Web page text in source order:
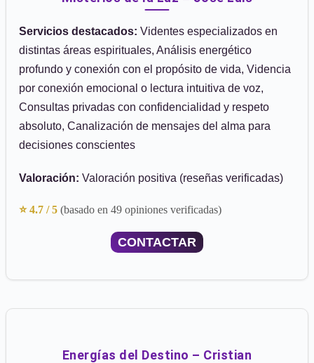
Servicios destacados: Videntes especializados en
distintas áreas espirituales, Análisis energético
profundo y conexión con el propósito de vida, Videncia
por conexión emocional o lectura intuitiva de voz,
Consultas privadas con confidencialidad y respeto
absoluto, Canalización de mensajes del alma para
decisiones conscientes
Valoración: Valoración positiva (reseñas verificadas)
⭐ 4.7 / 5 (basado en 49 opiniones verificadas)
CONTACTAR
Energías del Destino – Cristian